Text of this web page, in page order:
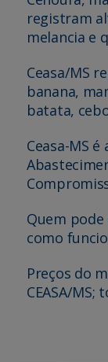
registram
melancia e
Ceasa/MS
banana,
batata,
Ceasa-MS
Quem pode
como
Preços do
CEASA/